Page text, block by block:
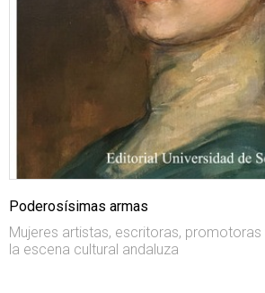
Poderosísimas armas
Mujeres artistas, escritoras,
la escena cultural andaluza